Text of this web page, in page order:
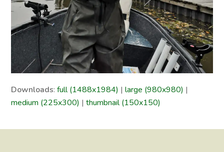
Downloads:full (1488x1984) |large (980x980) |
medium (225x300) |thumbnail (150x150)